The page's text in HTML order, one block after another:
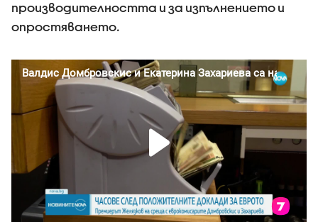
производителността и за изпълнението и
опростяването.